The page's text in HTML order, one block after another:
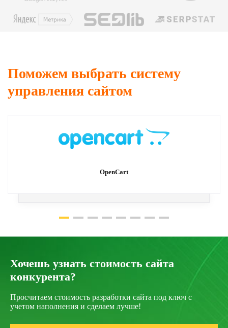
Поможем выбрать систему
управления сайтом
OpenCart
Хочешь узнать стоимость сайта
конкурента?
Просчитаем стоимость разработки сайта под ключ с
учетом наполнения и сделаем лучше!